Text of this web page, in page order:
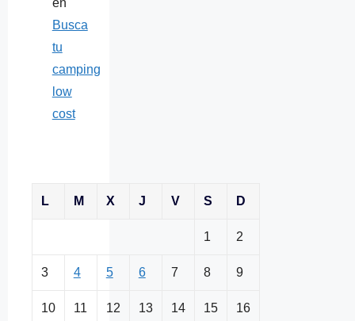
Busca
tu
camping
low
cost
L M X J V S D
1 2
3 4 5 6 7 8 9
10 11 12 13 14 15 16